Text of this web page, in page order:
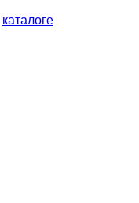
каталоге